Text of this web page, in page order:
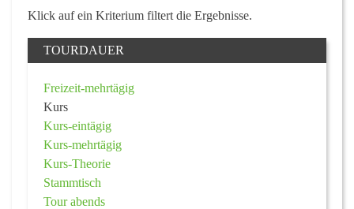
Klick auf ein Kriterium filtert die Ergebnisse.
TOURDAUER
Freizeit-mehrtägig
Kurs
Kurs-eintägig
Kurs-mehrtägig
Kurs-Theorie
Stammtisch
Tour abends